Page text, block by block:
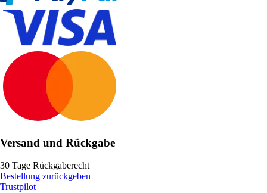
Versand und Rückgabe
30 Tage Rückgaberecht
Bestellung zurückgeben
Trustpilot